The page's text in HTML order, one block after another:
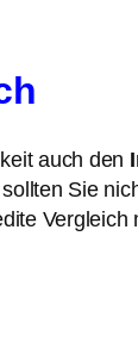
auch den
Sie
Vergleich